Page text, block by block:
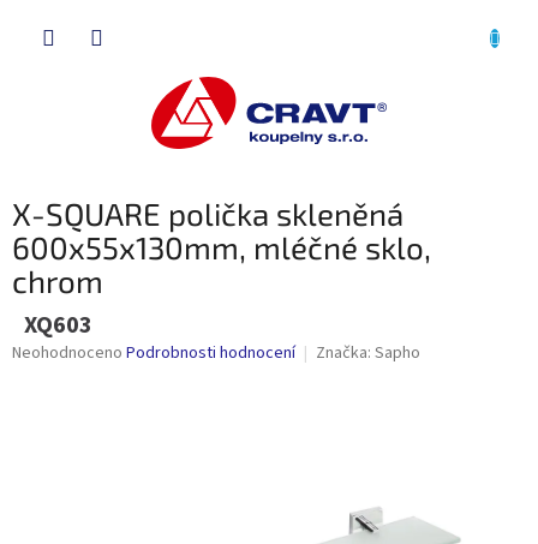
X-SQUARE polička skleněná
600x55x130mm, mléčné sklo,
chrom
XQ603
Průměrné
Neohodnoceno Podrobnosti hodnocení Značka: Sapho